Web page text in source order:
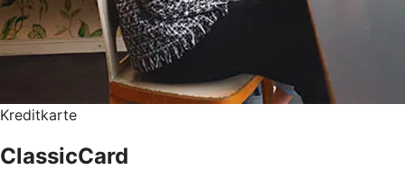
Kreditkarte
ClassicCard